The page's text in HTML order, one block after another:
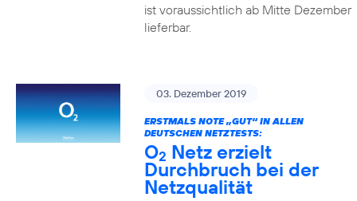
ist voraussichtlich ab Mitte Dezember
lieferbar.
03. Dezember 2019
ERSTMALS NOTE „GUT“ IN ALLEN
DEUTSCHEN NETZTESTS:
O2 Netz erzielt
Durchbruch bei der
Netzqualität